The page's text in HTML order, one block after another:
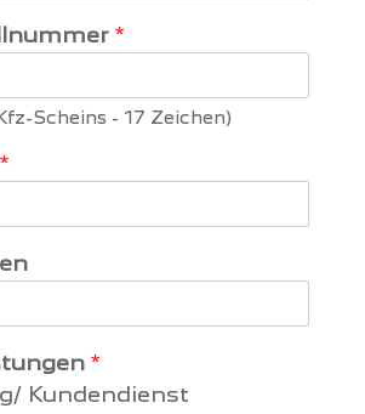
*
Scheins - 17 Zeichen)
*
*
Kundendienst